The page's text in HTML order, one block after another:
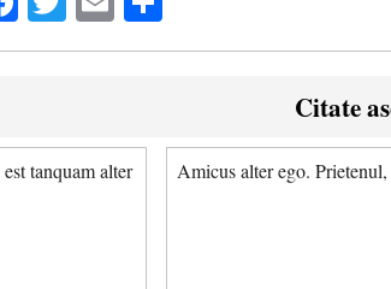
Citate
tanquam alter
Amicus alter ego.